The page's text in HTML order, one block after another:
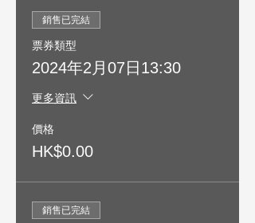
銷售已完結
票券類型
2024年2月07日13:30
更多資訊
價格
HK$0.00
銷售已完結